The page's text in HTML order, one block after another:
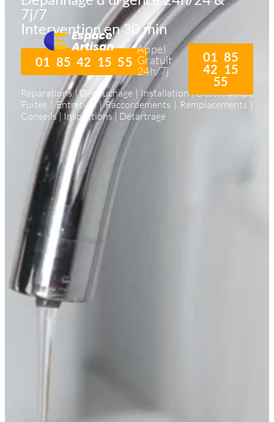
Appel
Gratuit
24h/7j
01 85
42 15
55
7j/7
Intervention en 30 min
01 85 42 15 55
Réparations | Débouchage | Installation | Détection De
Fuites | Entretien | Raccordements | Remplacements |
Conseils | Inspections | Détartrage